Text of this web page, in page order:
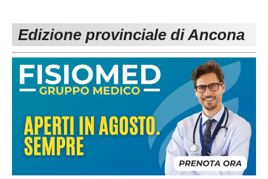
Carica la tua Rosa
1^ CATEGORIA
2^ CATEGORIA
3^ CATEGORIA
Edizione provinciale di Ancona